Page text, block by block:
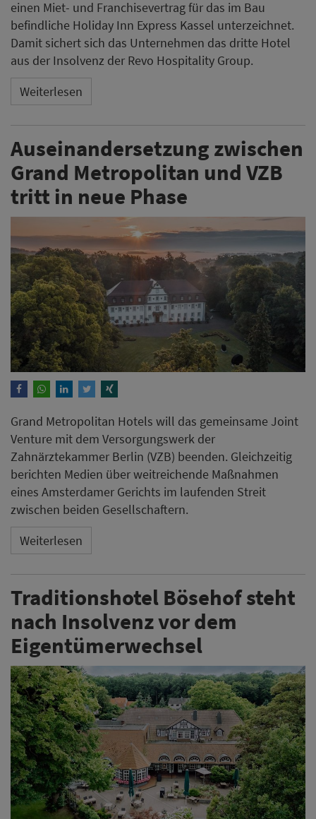
einen Miet- und Franchisevertrag für das im Bau
befindliche Holiday Inn Express Kassel unterzeichnet.
Damit sichert sich das Unternehmen das dritte Hotel
aus der Insolvenz der Revo Hospitality Group.
Weiterlesen
Auseinandersetzung zwischen
Grand Metropolitan und VZB
tritt in neue Phase
Grand Metropolitan Hotels will das gemeinsame Joint
Venture mit dem Versorgungswerk der
Zahnärztekammer Berlin (VZB) beenden. Gleichzeitig
berichten Medien über weitreichende Maßnahmen
eines Amsterdamer Gerichts im laufenden Streit
zwischen beiden Gesellschaftern.
Weiterlesen
Traditionshotel Bösehof steht
nach Insolvenz vor dem
Eigentümerwechsel